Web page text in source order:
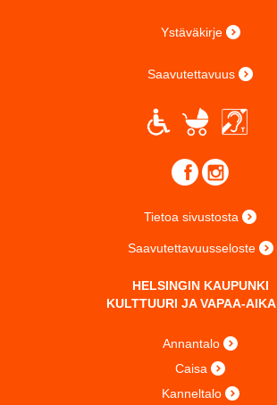
Ystäväkirje
Saavutettavuus
Tietoa sivustosta
Saavutettavuusseloste
HELSINGIN KAUPUNKI
KULTTUURI JA VAPAA-AIKA
Annantalo
Caisa
Kanneltalo